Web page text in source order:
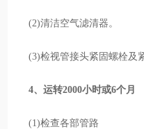
(2)清洁空气滤清器。
(3)检视管接头紧固螺栓及
4、运转2000小时或6个月
(1)检查各部管路